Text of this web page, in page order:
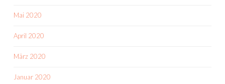
Mai 2020
April 2020
März 2020
Januar 2020